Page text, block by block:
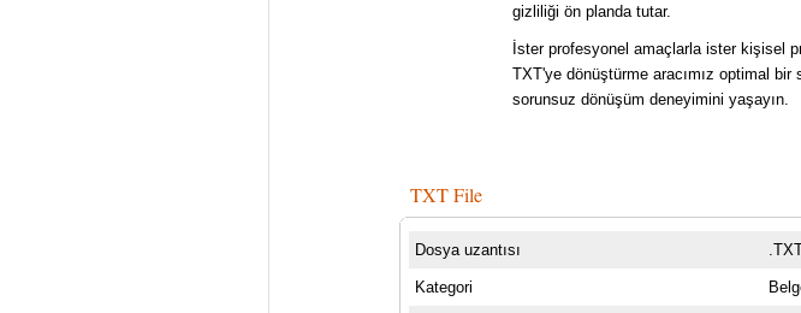
gizliliği ön planda tutar.
İster profesyonel amaçlarla ister kişisel
TXT'ye dönüştürme aracımız optimal
sorunsuz dönüşüm deneyimini yaşayın.
TXT File
Dosya uzantısı
Kategori